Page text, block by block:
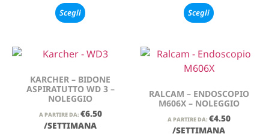
Scegli Scegli
KARCHER – BIDONE
ASPIRATUTTO WD 3 –
NOLEGGIO
A PARTIRE DA: €6.50
/SETTIMANA
RALCAM – ENDOSCOPIO
M606X – NOLEGGIO
A PARTIRE DA: €4.50
/SETTIMANA